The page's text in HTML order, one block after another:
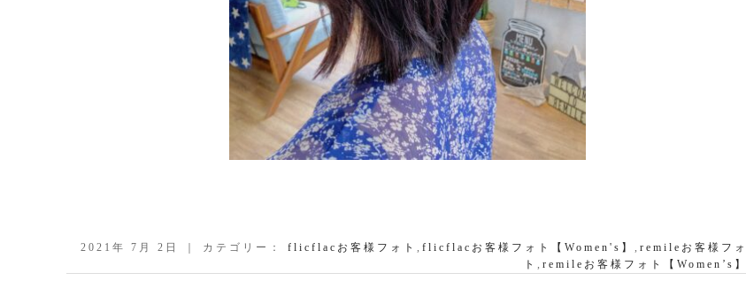
2021年 7月 2日 ｜ カテゴリー： flicflacお客様フォト , flicflacお客様フォト【Women's】 , remileお客様フォ
ト , remileお客様フォト【Women’s】